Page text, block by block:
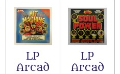
LP
Arcad
LP
Arcad